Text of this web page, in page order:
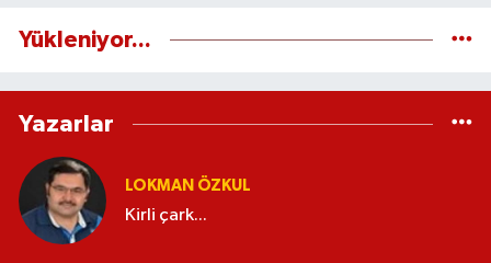
Yükleniyor...
Yazarlar
LOKMAN ÖZKUL
Kirli çark...